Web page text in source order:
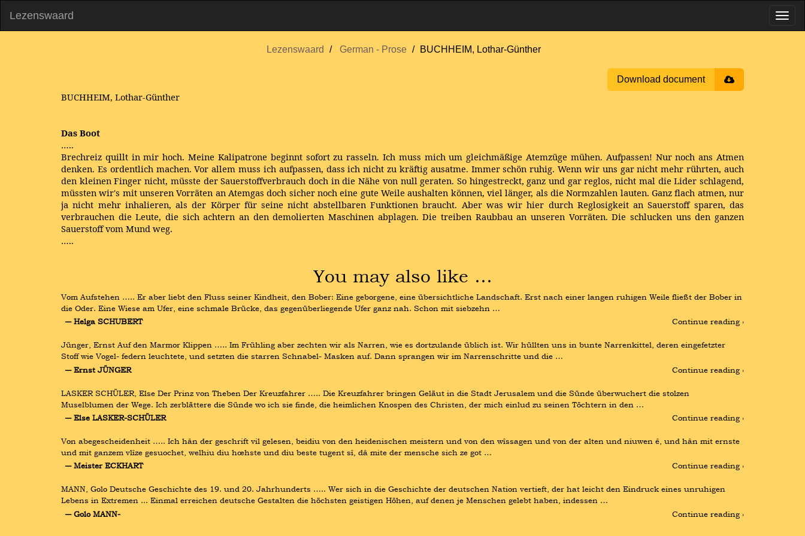
Lezenswaard
Lezenswaard German - Prose BUCHHEIM, Lothar-Günther
Download document
BUCHHEIM, Lothar-Günther
Das Boot
…..
Brechreiz quillt in mir hoch. Meine Kalipatrone beginnt sofort zu rasseln. Ich muss mich um gleichmäßige Atemzüge mühen. Aufpassen! Nur noch ans Atmen
denken. Es ordentlich machen. Vor allem muss ich aufpassen, dass ich nicht zu kräftig ausatme. Immer schön ruhig. Wenn wir uns gar nicht mehr rührten, auch
den kleinen Finger nicht, müsste der Sauerstoffverbrauch doch in die Nähe von null geraten. So hingestreckt, ganz und gar reglos, nicht mal die Lider schlagend,
müssten wir's mit unseren Vorräten an Atemgas doch sicher noch eine gute Weile aushalten können, viel länger, als die Normzahlen lauten. Ganz flach atmen, nur
ja nicht mehr inhalieren, als der Körper für seine nicht abstellbaren Funktionen braucht. Aber was wir hier durch Reglosigkeit an Sauerstoff sparen, das
verbrauchen die Leute, die sich achtern an den demolierten Maschinen abplagen. Die treiben Raubbau an unseren Vorräten. Die schlucken uns den ganzen
Sauerstoff vom Mund weg.
…..
You may also like …
Vom Aufstehen ….. Er aber liebt den Fluss seiner Kindheit, den Bober: Eine geborgene, eine übersichtliche Landschaft. Erst nach einer langen ruhigen Weile fließt der Bober in
die Oder. Eine Wiese am Ufer, eine schmale Brücke, das gegenüberliegende Ufer ganz nah. Schon mit siebzehn …
― Helga SCHUBERT
Continue reading ›
Jünger, Ernst Auf den Marmor Klippen ….. Im Frühling aber zechten wir als Narren, wie es dortzulande üblich ist. Wir hüllten uns in bunte Narrenkittel, deren eingefetzter
Stoff wie Vogel- federn leuchtete, und setzten die starren Schnabel- Masken auf. Dann sprangen wir im Narrenschritte und die …
― Ernst JÜNGER
Continue reading ›
LASKER SCHÜLER, Else Der Prinz von Theben Der Kreuzfahrer ….. Die Kreuzfahrer bringen Geläut in die Stadt Jerusalem und die Sünde überwuchert die stolzen
Muselblumen der Wege. Ich zerblättere die Sünde wo ich sie finde, die heimlichen Knospen des Christen, der mich einlud zu seinen Töchtern in den …
― Else LASKER-SCHÜLER
Continue reading ›
Von abegescheidenheit ….. Ich hân der geschrift vil gelesen, beidiu von den heidenischen meistern und von den wîssagen und von der alten und niuwen ê, und hân mit ernste
und mit ganzem vlîze gesuochet, welhiu diu hœhste und diu beste tugent sî, dâ mite der mensche sich ze got …
― Meister ECKHART
Continue reading ›
MANN, Golo Deutsche Geschichte des 19. und 20. Jahrhunderts ….. Wer sich in die Geschichte der deutschen Nation vertieft, der hat leicht den Eindruck eines unruhigen
Lebens in Extremen ... Einmal erreichen deutsche Gestalten die höchsten geistigen Höhen, auf denen je Menschen gelebt haben, indessen …
― Golo MANN-
Continue reading ›